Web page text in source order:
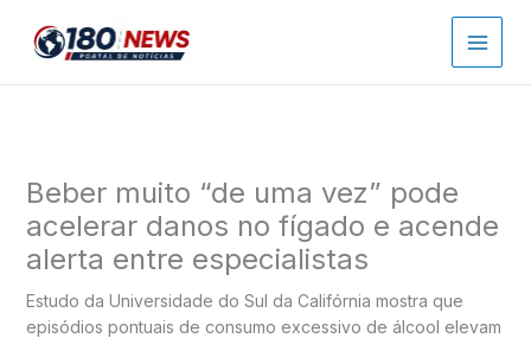
para
Beber muito “de uma vez” pode
acelerar danos no fígado e acende
alerta entre especialistas
Estudo da Universidade do Sul da Califórnia mostra que
episódios pontuais de consumo excessivo de álcool elevam